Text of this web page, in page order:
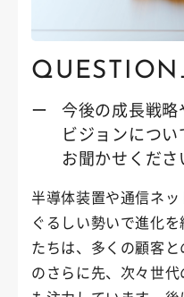
ー
今後の成長戦略
ビジョンについ
お聞かせくださ
半導体装置や通信ネ
ぐるしい勢いで進化
たちは、多くの顧客
のさらに先、次々世